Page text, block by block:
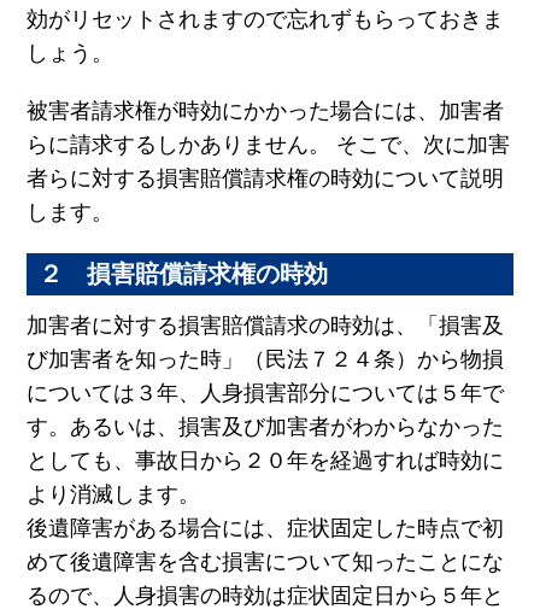
効がリセットされますので忘れずもらっておきま
しょう。
被害者請求権が時効にかかった場合には、加害者
らに請求するしかありません。 そこで、次に加害
者らに対する損害賠償請求権の時効について説明
します。
２ 損害賠償請求権の時効
加害者に対する損害賠償請求の時効は、「損害及
び加害者を知った時」（民法７２４条）から物損
については３年、人身損害部分については５年で
す。あるいは、損害及び加害者がわからなかった
としても、事故日から２０年を経過すれば時効に
より消滅します。
後遺障害がある場合には、症状固定した時点で初
めて後遺障害を含む損害について知ったことにな
るので、人身損害の時効は症状固定日から５年と